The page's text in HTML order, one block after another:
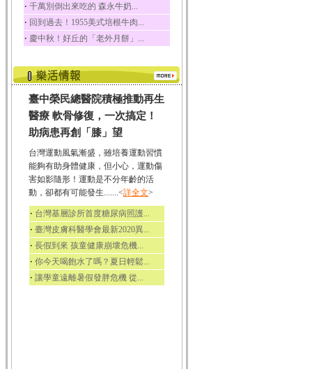
草魚
草魚含有維生素A、維生
素C、及豐富的蛋白...
‧ 千萬別倒出來吃的 森永牛奶...
‧ 回到過去！1955美式培根牛肉...
‧ 慶中秋！好丘的「老外月餅」...
臺中榮民總醫院積極推動再生
醫療 軟骨修復，一次搞定！
助病患再創「膝」望
台灣運動風氣漸盛，雖培養運動習慣
能夠有助身體健康，但小心，運動傷
害如影隨形！運動是不分年齡的活
動，卻都有可能發生.......<詳全文>
‧ 台灣基層診所首度糖尿病照護...
‧ 臺灣皮膚科醫學會最新2020異...
‧ 長假到來 孩童健康崩壞危機...
‧ 你今天喝飽水了嗎？夏日輕鬆...
‧ 讓學童遠離暑假發胖危機 從...